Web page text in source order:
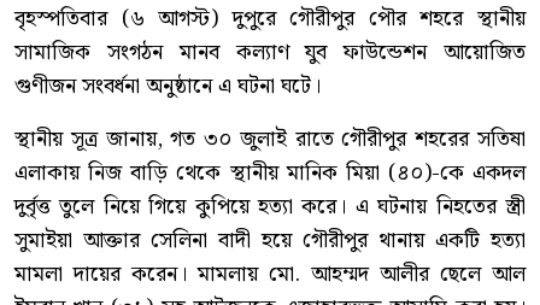
বৃহস্পতিবার (৬ আগস্ট) দুপুরে গৌরীপুর পৌর শহরে স্থানীয়
সামাজিক সংগঠন মানব কল্যাণ যুব ফাউন্ডেশন আয়োজিত
গুণীজন সংবর্ধনা অনুষ্ঠানে এ ঘটনা ঘটে।
স্থানীয় সূত্র জানায়, গত ৩০ জুলাই রাতে গৌরীপুর শহরের সতিষা
এলাকায় নিজ বাড়ি থেকে স্থানীয় মানিক মিয়া (৪০)-কে একদল
দুর্বৃত্ত তুলে নিয়ে গিয়ে কুপিয়ে হত্যা করে। এ ঘটনায় নিহতের স্ত্রী
সুমাইয়া আক্তার সেলিনা বাদী হয়ে গৌরীপুর থানায় একটি হত্যা
মামলা দায়ের করেন। মামলায় মো. আহম্মদ আলীর ছেলে আল